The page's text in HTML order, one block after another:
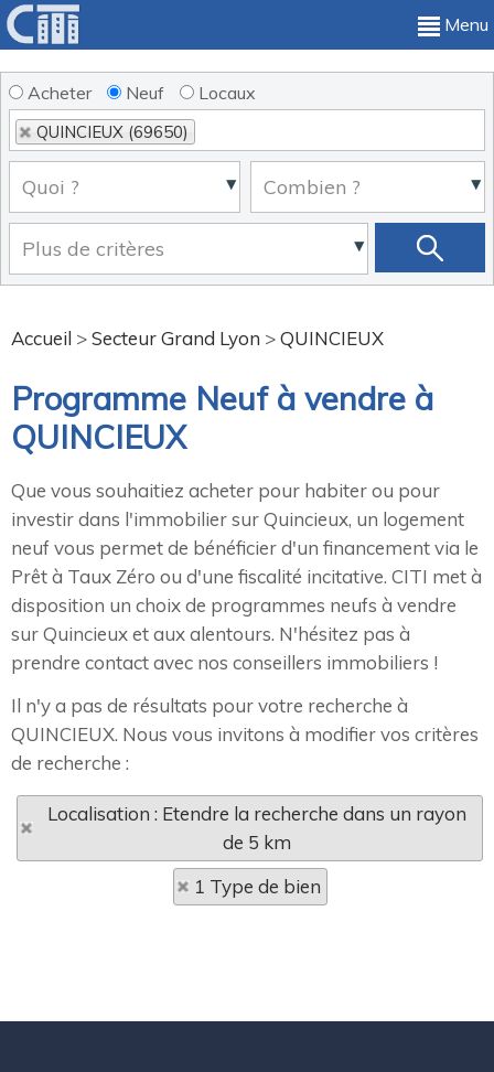
Menu
Acheter Neuf Locaux
QUINCIEUX (69650)
Accueil >Secteur Grand Lyon >QUINCIEUX
Programme Neuf à vendre à
QUINCIEUX
Que vous souhaitiez acheter pour habiter ou pour
investir dans l'immobilier sur Quincieux, un logement
neuf vous permet de bénéficier d'un financement via le
Prêt à Taux Zéro ou d'une fiscalité incitative. CITI met à
disposition un choix de programmes neufs à vendre
sur Quincieux et aux alentours. N'hésitez pas à
prendre contact avec nos conseillers immobiliers !
Il n'y a pas de résultats pour votre recherche à
QUINCIEUX. Nous vous invitons à modifier vos critères
de recherche :
Localisation : Etendre la recherche dans un rayon
de 5 km
1 Type de bien